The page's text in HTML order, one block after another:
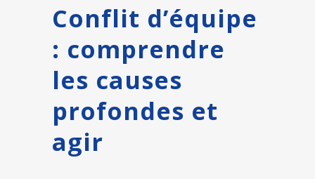
Conflit d’équipe
: comprendre
les causes
profondes et
agir